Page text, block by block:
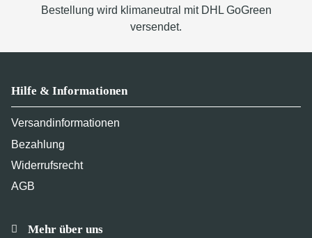
Bestellung wird klimaneutral mit DHL GoGreen
versendet.
Hilfe & Informationen
Versandinformationen
Bezahlung
Widerrufsrecht
AGB
Mehr über uns